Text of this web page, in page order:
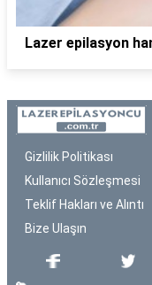
Lazer epilasyon
Gizlilik Politikası
Kullanıcı Sözleşmesi
Teklif Hakları ve Alıntı
Bize Ulaşın